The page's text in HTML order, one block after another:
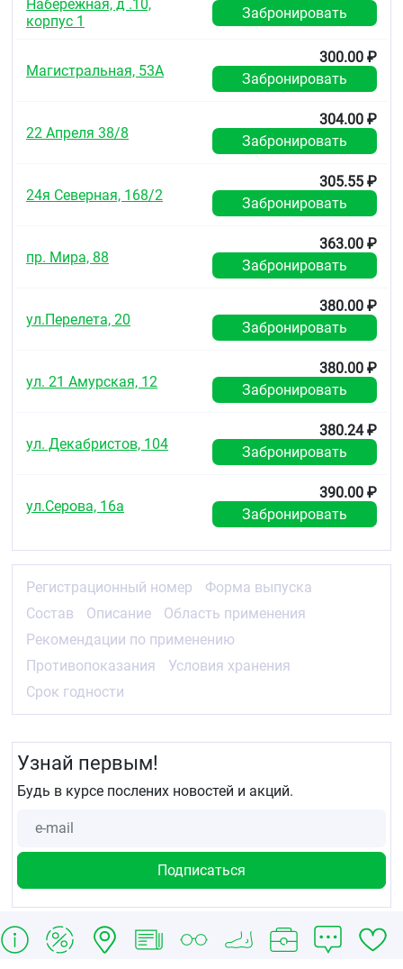
Набережная, д .10,
корпус 1
Забронировать
Магистральная, 53А
300.00 ₽
Забронировать
22 Апреля 38/8
304.00 ₽
Забронировать
24я Северная, 168/2
305.55 ₽
Забронировать
пр. Мира, 88
363.00 ₽
Забронировать
ул.Перелета, 20
380.00 ₽
Забронировать
ул. 21 Амурская, 12
380.00 ₽
Забронировать
ул. Декабристов, 104
380.24 ₽
Забронировать
ул.Серова, 16а
390.00 ₽
Забронировать
Регистрационный номер
Форма выпуска
Состав
Описание
Область применения
Рекомендации по применению
Противопоказания
Условия хранения
Срок годности
Узнай первым!
Будь в курсе послених новостей и акций.